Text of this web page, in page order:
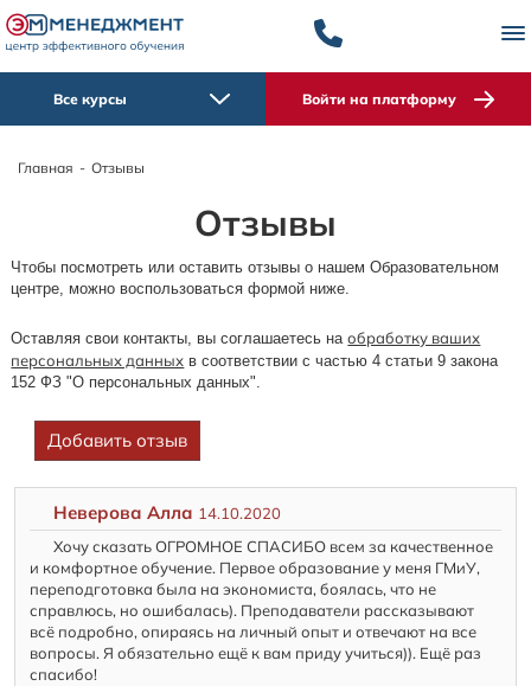
Все курсы Войти на платформу
Главная - Отзывы
Отзывы
Чтобы посмотреть или оставить отзывы о нашем Образовательном
центре, можно воспользоваться формой ниже.
Оставляя свои контакты, вы соглашаетесь наобработку ваших
персональных данных в соответствии с частью 4 статьи 9 закона
152 ФЗ "О персональных данных".
Добавить отзыв
Неверова Алла 14.10.2020
Хочу сказать ОГРОМНОЕ СПАСИБО всем за качественное
и комфортное обучение. Первое образование у меня ГМиУ,
переподготовка была на экономиста, боялась, что не
справлюсь, но ошибалась). Преподаватели рассказывают
всё подробно, опираясь на личный опыт и отвечают на все
вопросы. Я обязательно ещё к вам приду учиться)). Ещё раз
спасибо!